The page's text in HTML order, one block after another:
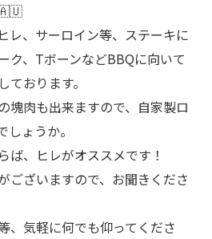
🇦🇺
レ、サーロイン等、ステーキに
ク、TボーンなどBBQに向いて
おります。
塊肉も出来ますので、自家製ロ
ょうか。
ば、ヒレがオススメです！
ございますので、お聞きくださ
、気軽に何でも仰ってくださ